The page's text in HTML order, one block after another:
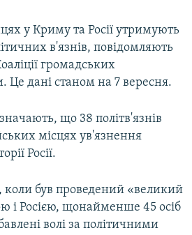
у Криму та Росії утримують
в'язнів, повідомляють
громадських
Це дані станом на 7 вересня.
що 38 політв'язнів
місцях ув'язнення
Росії.
коли був проведений «великий
і Росією, щонайменше 45 осіб
волі за політичними